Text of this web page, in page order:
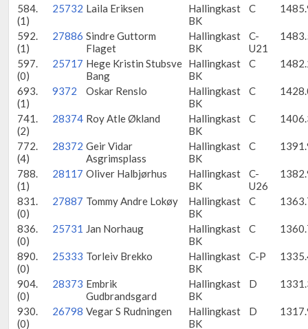
584.
(1)
25732 Laila Eriksen
Hallingkast
BK
C
592.
(1)
27886 Sindre Guttorm
Flaget
Hallingkast
BK
C-
U21
597.
(0)
25717 Hege Kristin Stubsve
Bang
Hallingkast
BK
C
693.
(1)
9372 Oskar Renslo
Hallingkast
BK
C
741.
(2)
28374 Roy Atle Økland
Hallingkast
BK
C
772.
(4)
28372 Geir Vidar
Asgrimsplass
Hallingkast
BK
C
788.
(1)
28117 Oliver Halbjørhus
Hallingkast
BK
C-
U26
831.
(0)
27887 Tommy Andre Lokøy
Hallingkast
BK
C
836.
(0)
25731 Jan Norhaug
Hallingkast
BK
C
890.
(0)
25333 Torleiv Brekko
Hallingkast
BK
C-P
904.
(0)
28373 Embrik
Gudbrandsgard
Hallingkast
BK
D
930.
(0)
26798 Vegar S Rudningen
Hallingkast
BK
D